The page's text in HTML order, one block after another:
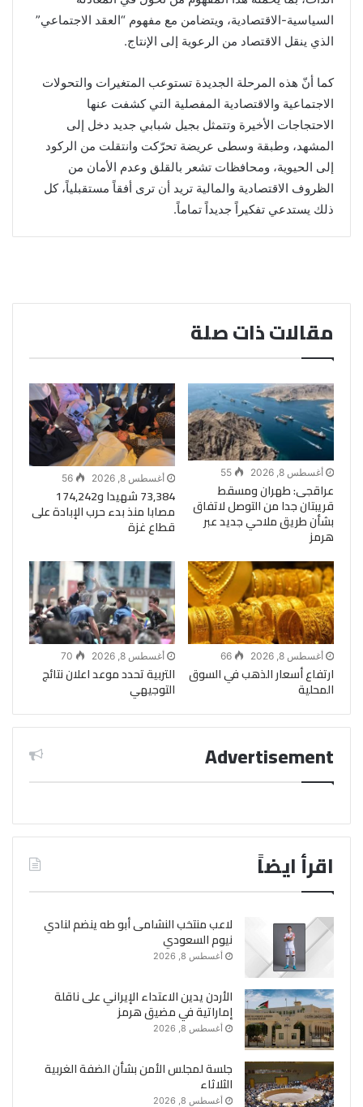
السياسية-الاقتصادية، ويتضامن مع مفهوم “العقد الاجتماعي”
الذي ينقل الاقتصاد من الرعوية إلى الإنتاج.
كما أنّ هذه المرحلة الجديدة تستوعب المتغيرات والتحولات
الاجتماعية والاقتصادية المفصلية التي كشفت عنها
الاحتجاجات الأخيرة وتتمثل بجيل شبابي جديد دخل إلى
المشهد، وطبقة وسطى عريضة تحرّكت وانتقلت من الركود
إلى الحيوية، ومحافظات تشعر بالقلق وعدم الأمان من
الظروف الاقتصادية والمالية تريد أن ترى أفقاً مستقبلياً، كل
ذلك يستدعي تفكيراً جديداً تماماً.
مقالات ذات صلة
أغسطس 8, 2026 55
عراقجى: طهران ومسقط
قريبتان جدا من التوصل لاتفاق
بشأن طريق ملاحي جديد عبر
هرمز
أغسطس 8, 2026 56
73,384 شهيدا و174,242
مصابا منذ بدء حرب الإبادة على
قطاع غزة
أغسطس 8, 2026 66
ارتفاع أسعار الذهب في السوق
المحلية
أغسطس 8, 2026 70
التربية تحدد موعد اعلان نتائج
التوجيهي
Advertisement
اقرأ ايضاً
لاعب منتخب النشامى أبو طه ينضم لنادي
نيوم السعودي
أغسطس 8, 2026
الأردن يدين الاعتداء الإيراني على ناقلة
إماراتية في مضيق هرمز
أغسطس 8, 2026
جلسة لمجلس الأمن بشأن الضفة الغربية
الثلاثاء
أغسطس 8, 2026